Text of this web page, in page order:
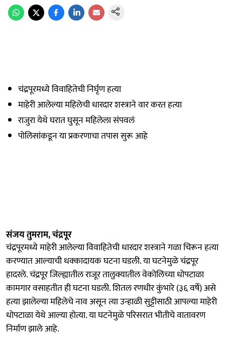
चंद्रपूरमध्ये विवाहितेची निर्घृण हत्या
माहेरी आलेल्या महिलेची धारदार शस्त्राने वार करत हत्या
राजुरा येथे घरात घुसून महिलेला संपवलं
पोलिसांकडून या प्रकरणाचा तपास सुरू आहे
संजय तुमराम, चंद्रपूर
चंद्रपूरमध्ये माहेरी आलेल्या विवाहितेची धारदार शस्त्राने गळा चिरून हत्या
करण्यात आल्याची धक्कादायक घटना घडली. या घटनेमुळे चंद्रपूर
हादरले. चंद्रपूर जिल्ह्यातील राजूर तालुक्यातील वेकोलिच्या धोपटाळा
कामगार वसाहतीत ही घटना घडली. शितल रणधीर कुंभारे (३६ वर्षे) असे
हत्या झालेल्या महिलेचे नाव असून त्या उन्हाळी सुट्टीसाठी आपल्या माहेरी
धोपटाळा येथे आल्या होत्या. या घटनेमुळे परिसरात भीतीचे वातावरण
निर्माण झाले आहे.